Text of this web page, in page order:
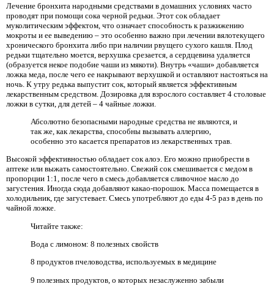
Лечение бронхита народными средствами в домашних условиях часто
проводят при помощи сока черной редьки. Этот сок обладает
муколитическим эффектом, что означает способность к разжижению
мокроты и ее выведению – это особенно важно при лечении вялотекущего
хронического бронхита либо при наличии рвущего сухого кашля. Плод
редьки тщательно моется, верхушка срезается, а сердцевина удаляется
(образуется некое подобие чаши из мякоти). Внутрь «чаши» добавляется
ложка меда, после чего ее накрывают верхушкой и оставляют настояться на
ночь. К утру редька выпустит сок, который является эффективным
лекарственным средством. Дозировка для взрослого составляет 4 столовые
ложки в сутки, для детей – 4 чайные ложки.
Абсолютно безопасными народные средства не являются, и
так же, как лекарства, способны вызывать аллергию,
особенно это касается препаратов из лекарственных трав.
Высокой эффективностью обладает сок алоэ. Его можно приобрести в
аптеке или выжать самостоятельно. Свежий сок смешивается с медом в
пропорции 1:1, после чего в смесь добавляется сливочное масло до
загустения. Иногда сюда добавляют какао-порошок. Масса помещается в
холодильник, где загустевает. Смесь употребляют до еды 4-5 раз в день по
чайной ложке.
Читайте также:
Вода с лимоном: 8 полезных свойств
8 продуктов пчеловодства, используемых в медицине
9 полезных продуктов, о которых незаслуженно забыли